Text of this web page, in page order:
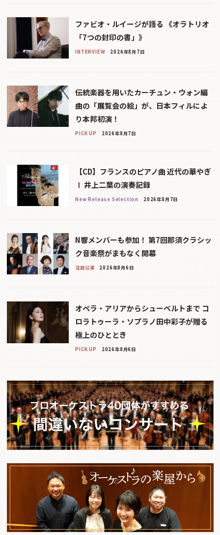
ファビオ・ルイージが語る 《オラトリオ
「7つの封印の書」》
INTERVIEW 2026年8月7日
伝統楽器を用いたカーチュン・ウォン編
曲の「展覧会の絵」が、日本フィルによ
り本邦初演！
PICK UP 2026年8月7日
【CD】フランスのピアノ曲 近代の華やぎ
Ⅰ 井上二葉の演奏記録
New Release Selection 2026年8月7日
N響メンバーも参加！ 第7回那須クラシッ
ク音楽祭がまもなく開幕
注目公演 2026年8月6日
オペラ・アリアからシューベルトまで コ
ロラトゥーラ・ソプラノ田中彩子が贈る
極上のひととき
PICK UP 2026年8月6日